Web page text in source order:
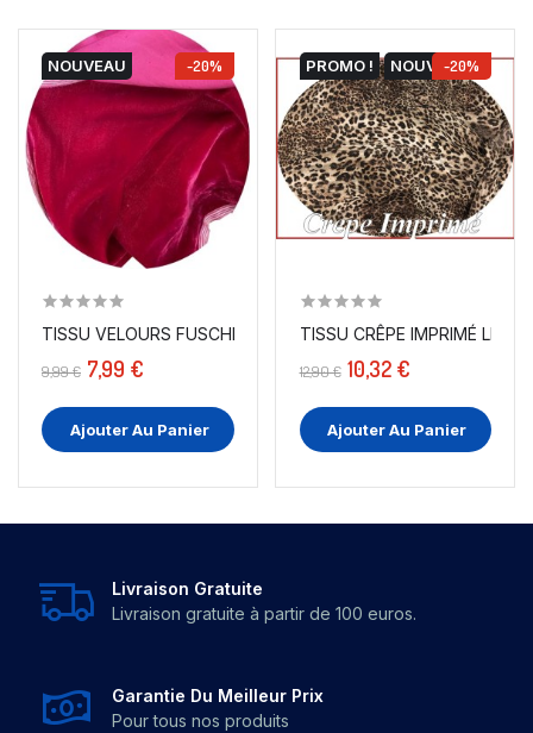
NOUVEAU -20%
TISSU VELOURS FUSCHIA EN GRANDE LARGEUR POUR...
9,99 € 7,99 €
Ajouter Au Panier
PROMO ! NOUVEAU
-20%
TISSU CRÊPE IMPRIMÉ
12,90 € 10,32 €
Ajouter Au Panier
Livraison Gratuite
Livraison gratuite à partir de 100 euros.
Garantie Du Meilleur Prix
Pour tous nos produits